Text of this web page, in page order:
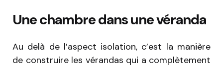
Une chambre dans une véranda
Au delà de l’aspect isolation, c’est la manière
de construire les vérandas qui a complètement